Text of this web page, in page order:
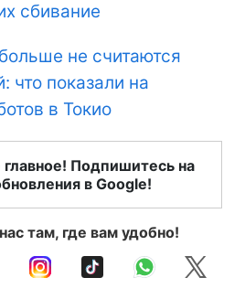
сбивание
не считаются
что показали на
в Токио
главное! Подпишитесь на
в Google!
там, где вам удобно!